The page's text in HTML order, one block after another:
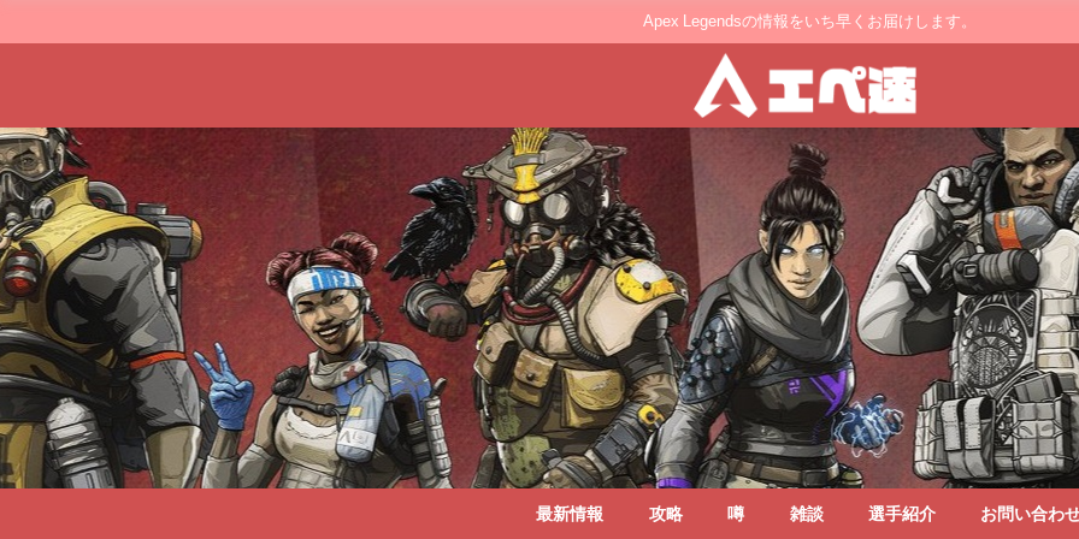
Apex Legendsの情報をいち早くお届けします。
最新情報 攻略 噂 雑談 選手紹介 お問い合わ